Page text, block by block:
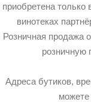
приобретена только
винотеках
Розничная продажа
розничную
Адреса бутиков,
можете